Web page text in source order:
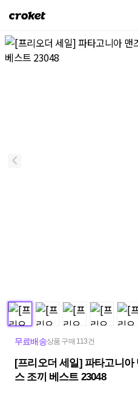
크
켓
무료배송상품 구매 113건
[프리오더 세일] 파타고니아
스 조끼 베스트 23048